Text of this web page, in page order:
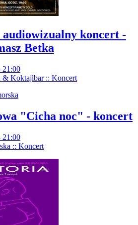
koncert -
Betka
21:00
& Koktajlbar :: Koncert
"Cicha noc" - koncert
21:00
:: Koncert